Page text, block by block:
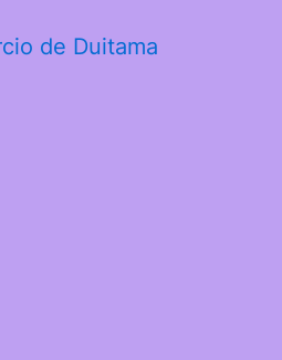
de Duitama